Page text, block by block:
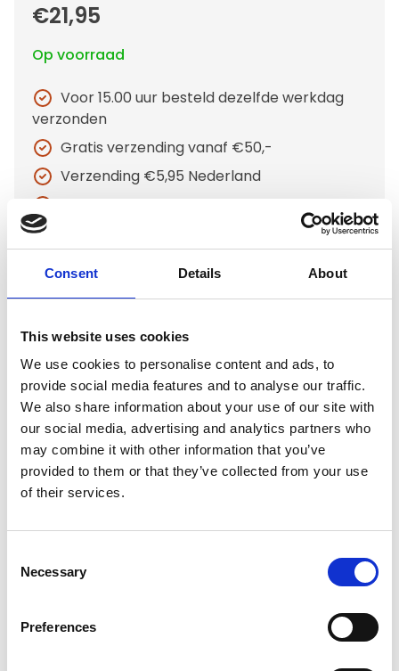
Consent Details About
This website uses cookies
We use cookies to personalise content and ads, to
provide social media features and to analyse our traffic.
We also share information about your use of our site with
our social media, advertising and analytics partners who
may combine it with other information that you’ve
provided to them or that they’ve collected from your use
of their services.
Selection
Necessary
Preferences
€21,95
Op voorraad
Voor 15.00 uur besteld dezelfde werkdag
verzonden
Gratis verzending vanaf €50,-
Verzending €5,95 Nederland
In winkelwagen
Gerelateerde producten
Hundos
Hundos Autobench M
65x80x65 cm